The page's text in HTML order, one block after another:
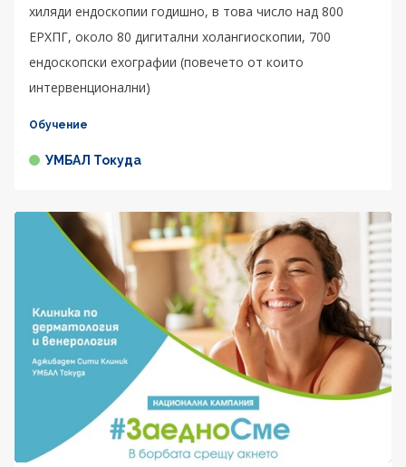
хиляди ендоскопии годишно, в това число над 800
ЕРХПГ, около 80 дигитални холангиоскопии, 700
ендоскопски ехографии (повечето от които
интервенционални)
Обучение
УМБАЛ Токуда